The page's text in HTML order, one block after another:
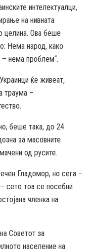
интелектуалци,
на нивната
целина. Ова беше
Нема народ, како
– нема проблем“.
ќе живеат,
траума –
беше така, до 24
за масовните
од русите.
Гладомор, но сега –
сето тоа се посебни
членка на
Советот за
население на